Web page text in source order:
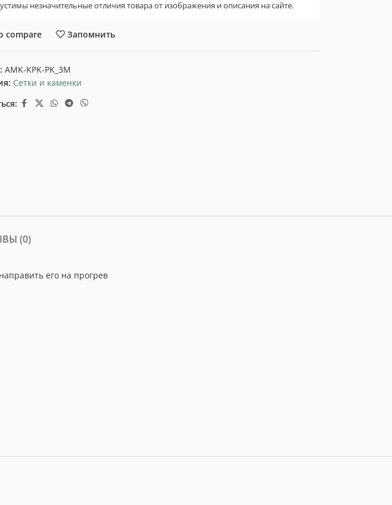
незначительные отличия товара от изображения и описания на сайте.
compare Запомнить
AMK-KPK-PK_3M
Сетки и каменки
(0)
его на прогрев